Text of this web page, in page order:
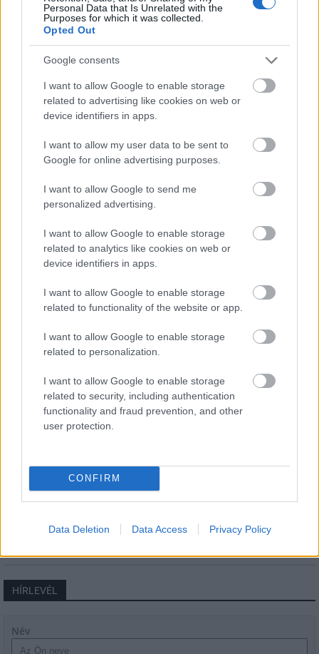
Personal Data that Is Unrelated with the
Purposes for which it was collected.
Opted Out
Google consents
I want to allow Google to enable storage
related to advertising like cookies on web or
device identifiers in apps.
I want to allow my user data to be sent to
Google for online advertising purposes.
I want to allow Google to send me
personalized advertising.
I want to allow Google to enable storage
related to analytics like cookies on web or
device identifiers in apps.
I want to allow Google to enable storage
related to functionality of the website or app.
I want to allow Google to enable storage
related to personalization.
I want to allow Google to enable storage
related to security, including authentication
functionality and fraud prevention, and other
user protection.
CONFIRM
Data Deletion Data Access Privacy Policy
műemlékfelújítás műemlék restaurálás
Történelmi táj, amelynek minden köve mesél –
megújul a tatai Angolkert
műemlékek, köztük a különleges Műromok, valamint a közeli
Várkanyarban álló Nepomuki Szent János híd és szobor is.
M1 bővítés: már zajlik a teljesen új
Bicske Kelet csomópont építése
csomópont épül Angyalföldön
Másfélszeresére bővítik
Hódmezővásárhely jó hírű református
iskoláját
Látványos építési szakasz indult be a
Flórián téri felüljárón
HÍRLEVÉL
Név